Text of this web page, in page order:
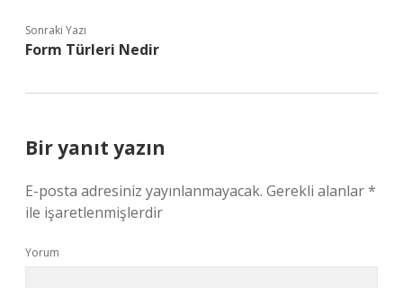
Sonraki Yazı
Form Türleri Nedir
Bir yanıt yazın
E-posta adresiniz yayınlanmayacak. Gerekli alanlar*
ile işaretlenmişlerdir
Yorum